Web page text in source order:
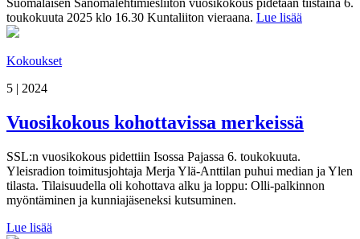
Suomalaisen Sanomalehtimiesliiton vuosikokous pidetään tiistaina 6.
toukokuuta 2025 klo 16.30 Kuntaliiton vieraana. Lue lisää
Kokoukset
5 | 2024
Vuosikokous kohottavissa merkeissä
SSL:n vuosikokous pidettiin Isossa Pajassa 6. toukokuuta.
Yleisradion toimitusjohtaja Merja Ylä-Anttilan puhui median ja Ylen
tilasta. Tilaisuudella oli kohottava alku ja loppu: Olli-palkinnon
myöntäminen ja kunniajäseneksi kutsuminen.
Lue lisää